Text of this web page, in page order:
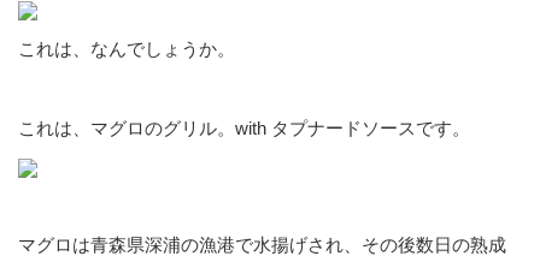
これは、なんでしょうか。
これは、マグロのグリル。with タプナードソースです。
マグロは青森県深浦の漁港で水揚げされ、その後数日の熟成